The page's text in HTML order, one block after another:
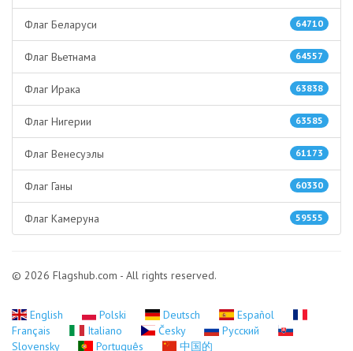
64710
Флаг Беларуси
64557
Флаг Вьетнама
63838
Флаг Ирака
63585
Флаг Нигерии
61173
Флаг Венесуэлы
60330
Флаг Ганы
59555
Флаг Камеруна
© 2026 Flagshub.com - All rights reserved.
English Polski Deutsch
Español
Français
Italiano Česky
Русский
Slovensky
Português 中国的